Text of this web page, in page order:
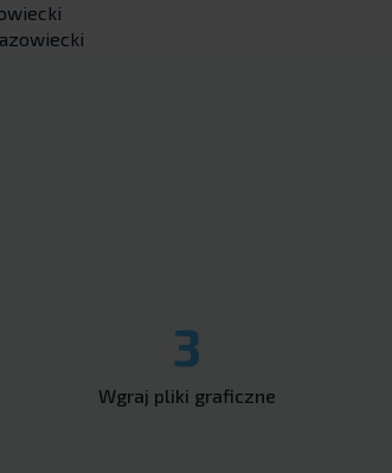
3
Wgraj pliki graficzne